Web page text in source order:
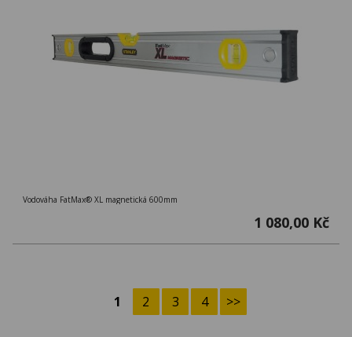
Vodováha FatMax® XL magnetická 600mm
1 080,00 Kč
1 2 3 4 >>